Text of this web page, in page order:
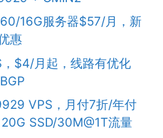
16G服务器$57/月，新
惠
$4/月起，线路有优化
VPS，月付7折/年付
SSD/30M@1T流量